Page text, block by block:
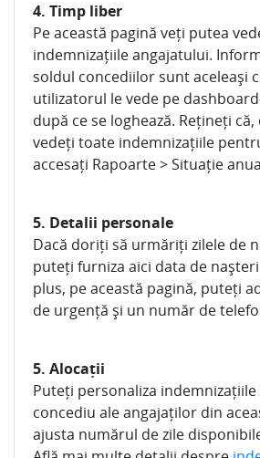
4. Timp liber
Pe această pagină veți putea
indemnizațiile angajatului.
soldul concediilor sunt aceleași
utilizatorul le vede pe
după ce se loghează. Rețineți
vedeți toate indemnizațiile
accesați Rapoarte > Situație
5. Detalii personale
Dacă doriți să urmăriți zilele de
puteți furniza aici data de
plus, pe această pagină, puteți
de urgență și un număr de
5. Alocații
Puteți personaliza
concediu ale angajaților din
ajusta numărul de zile